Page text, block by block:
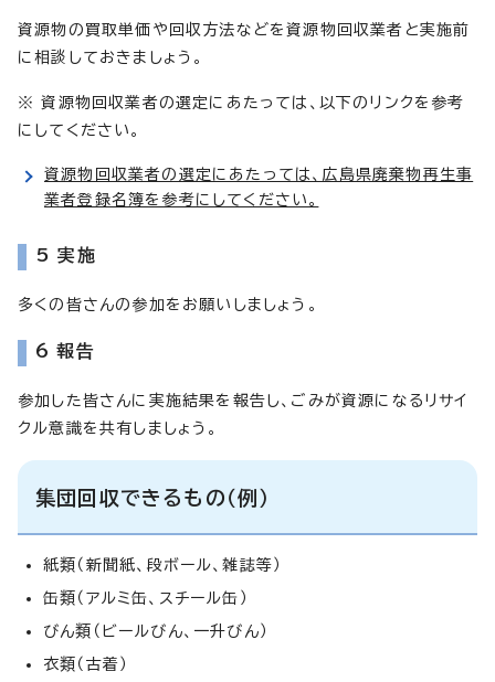
資源物の買取単価や回収方法などを資源物回収業者と実施前
に相談しておきましょう。
※ 資源物回収業者の選定にあたっては、以下のリンクを参考
にしてください。
資源物回収業者の選定にあたっては、広島県廃棄物再生事
業者登録名簿を参考にしてください。
5 実施
多くの皆さんの参加をお願いしましょう。
6 報告
参加した皆さんに実施結果を報告し、ごみが資源になるリサイ
クル意識を共有しましょう。
集団回収できるもの（例）
紙類（新聞紙、段ボール、雑誌等）
缶類（アルミ缶、スチール缶）
びん類（ビールびん、一升びん）
衣類（古着）